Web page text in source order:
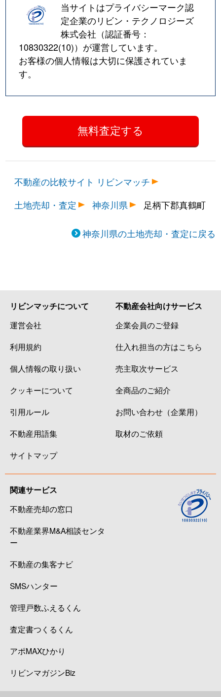
当サイトはプライバシーマーク認
定企業のリビン・テクノロジーズ
株式会社（認証番号：
10830322(10)）が運営しています。
お客様の個人情報は大切に保護されていま
す。
不動産の比較サイト リビンマッチ
土地売却・査定
神奈川県 足柄下郡真鶴町
神奈川県の土地売却・査定に戻る
リビンマッチについて
運営会社
利用規約
個人情報の取り扱い
クッキーについて
引用ルール
不動産用語集
サイトマップ
不動産会社向けサービス
企業会員のご登録
仕入れ担当の方はこちら
売主取次サービス
全商品のご紹介
お問い合わせ（企業用）
取材のご依頼
関連サービス
不動産売却の窓口
不動産業界M&A相談センタ
ー
不動産の集客ナビ
SMSハンター
管理戸数ふえるくん
査定書つくるくん
アポMAXひかり
リビンマガジンBiz